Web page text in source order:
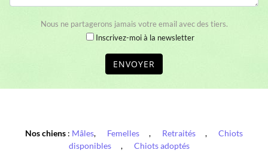
Nous ne partagerons jamais votre email avec des tiers.
Inscrivez-moi à la newsletter
ENVOYER
Nos chiens : Mâles, Femelles , Retraités ,
Chiots
disponibles
,
Chiots adoptés